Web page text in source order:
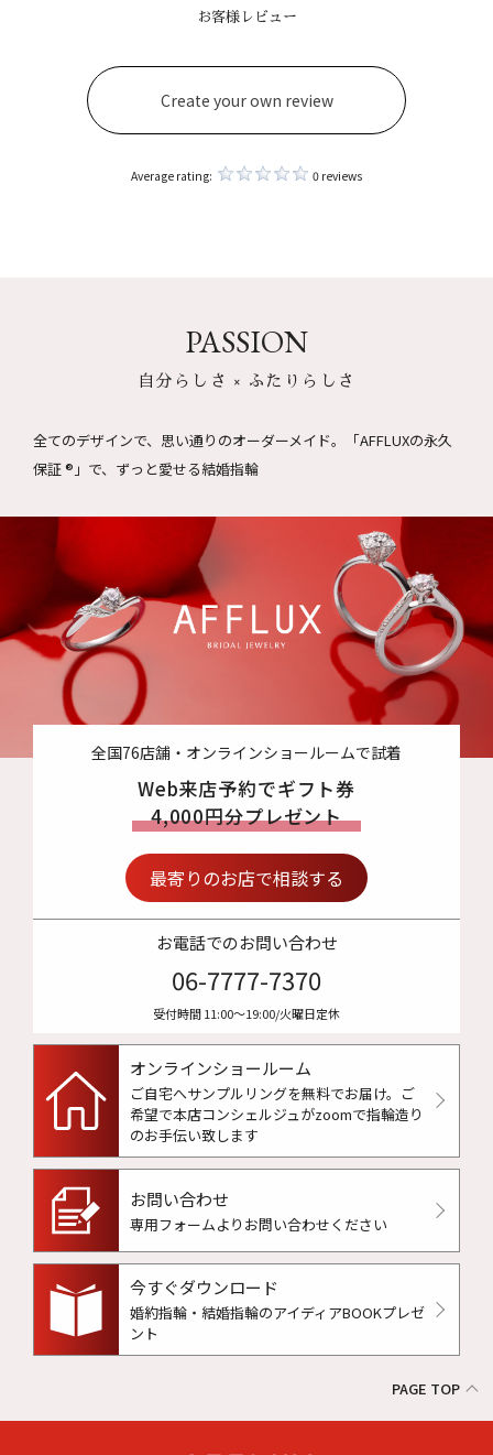
お客様レビュー
Create your own review
Average rating: 0 reviews
PASSION
自分らしさ × ふたりらしさ
全てのデザインで、思い通りのオーダーメイド。
「AFFLUXの永久
保証 ®」で、ずっと愛せる結婚指輪
全国76店舗・オンラインショールームで試着
Web来店予約でギフト券
4,000円分プレゼント
最寄りのお店で相談する
お電話でのお問い合わせ
06-7777-7370
受付時間 11:00〜19:00/火曜日定休
オンラインショールーム
ご自宅へサンプルリングを無料でお届け。 ご
希望で本店コンシェルジュがzoomで指輪造り
のお手伝い致します
お問い合わせ
専用フォームよりお問い合わせください
今すぐダウンロード
婚約指輪・結婚指輪のアイディアBOOKプレゼ
ント
PAGE TOP